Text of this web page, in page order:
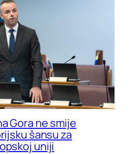
Gora ne smije
šansu za
uniji